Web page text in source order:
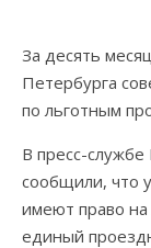
За десять
Петербурга
по льготным
В пресс-
сообщили, что
имеют право
единый